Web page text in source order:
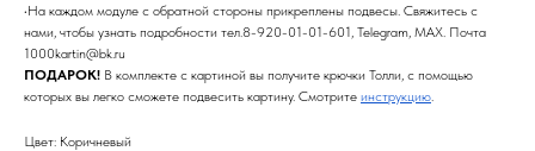
•На каждом модуле с обратной стороны прикреплены подвесы. Свяжитесь с
нами, чтобы узнать подробности тел.8-920-01-01-601, Telegram, MAX. Почта
1000kartin@bk.ru
ПОДАРОК! В комплекте с картиной вы получите крючки Толли, с помощью
которых вы легко сможете подвесить картину. Смотрите инструкцию.
Цвет: Коричневый